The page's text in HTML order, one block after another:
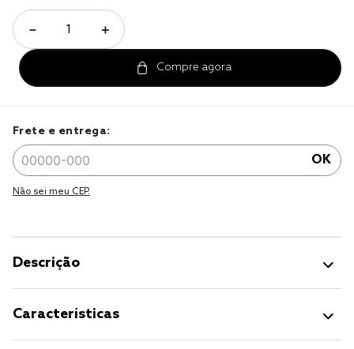
＋
－
Frete e entrega:
OK
Não sei meu CEP.
Descrição
Características